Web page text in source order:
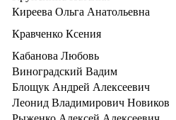
Киреева Ольга Анатольевна
Кравченко Ксения
Кабанова Любовь
Виноградский Вадим
Блощук Андрей Алексеевич
Леонид Владимирович Новиков